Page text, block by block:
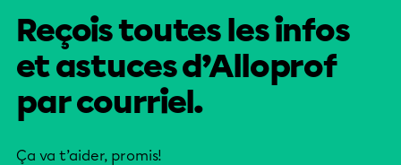
Reçois toutes les infos
et astuces d’Alloprof
par courriel.
Ça va t’aider, promis!